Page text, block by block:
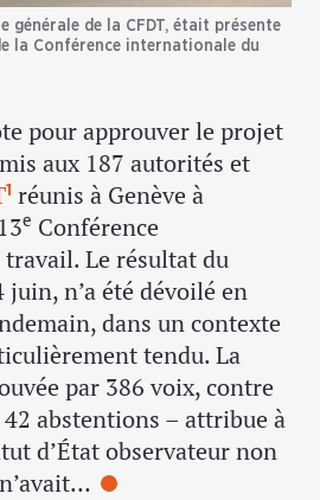
générale de la CFDT, était présente
la Conférence internationale du
pour approuver le projet
aux 187 autorités et
1 réunis à Genève à
e Conférence
Le résultat du
n’a été dévoilé en
dans un contexte
tendu. La
par 386 voix, contre
abstentions – attribue à
d’État observateur non